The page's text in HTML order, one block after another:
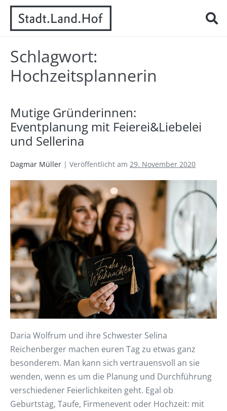
Schlagwort:
Hochzeitsplannerin
Mutige Gründerinnen:
Eventplanung mit Feierei&Liebelei
und Sellerina
Dagmar Müller | Veröffentlicht am 29. November 2020
Daria Wolfrum und ihre Schwester Selina
Reichenberger machen euren Tag zu etwas ganz
besonderem. Man kann sich vertrauensvoll an sie
wenden, wenn es um die Planung und Durchführung
verschiedener Feierlichkeiten geht. Egal ob
Geburtstag, Taufe, Firmenevent oder Hochzeit: mit